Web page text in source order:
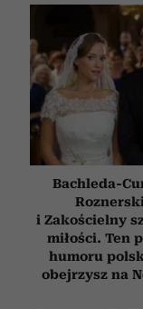
Partnerzy mogą
otrzymanymi od
korzystania z ich
Bachleda-
Roznerski
i Zakościelny
miłości. Ten
humoru
obejrzysz na